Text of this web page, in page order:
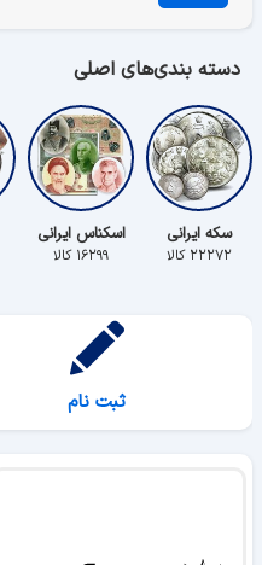
دسته بندی‌های اصلی
سکه ایرانی
۲۲۲۷۲ کالا
اسکناس ایرانی
۱۶۲۹۹ کالا
ثبت نام